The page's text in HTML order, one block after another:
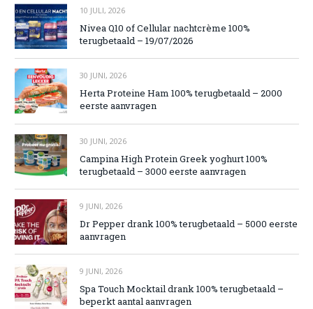
10 JULI, 2026
Nivea Q10 of Cellular nachtcrème 100%
terugbetaald – 19/07/2026
30 JUNI, 2026
Herta Proteine Ham 100% terugbetaald – 2000
eerste aanvragen
30 JUNI, 2026
Campina High Protein Greek yoghurt 100%
terugbetaald – 3000 eerste aanvragen
9 JUNI, 2026
Dr Pepper drank 100% terugbetaald – 5000 eerste
aanvragen
9 JUNI, 2026
Spa Touch Mocktail drank 100% terugbetaald –
beperkt aantal aanvragen